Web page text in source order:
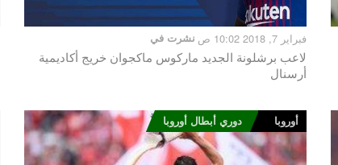
نشرت في فبراير 7, 2018 10:02 ص
لاعب برشلونة الجديد ماركوس ماكجوان خريج أكاديمية
أرسنال
أوروبا دوري أبطال أوروبا